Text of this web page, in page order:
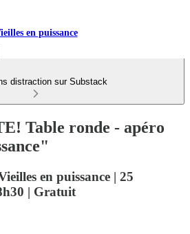
en puissance
distraction sur Substack
Table ronde - apéro
en puissance | 25
| Gratuit